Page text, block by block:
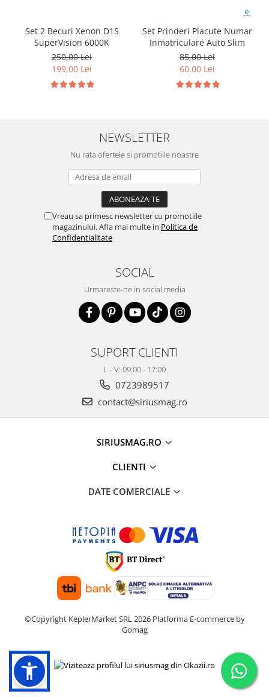
Set 2 Becuri Xenon D1S
SuperVision 6000K
250,00 Lei
199,00 Lei
Set Prinderi Placute Numar
Inmatriculare Auto Slim
85,00 Lei
60,00 Lei
NEWSLETTER
Nu rata ofertele si promotiile noastre
Vreau sa primesc newsletter cu promotiile
magazinului. Afla mai multe in Politica de
Confidentialitate
SOCIAL
Urmareste-ne in social media
SUPORT CLIENTI
L - V: 09:00 - 17:00
0723989517
contact@siriusmag.ro
SIRIUSMAG.RO
CLIENTI
DATE COMERCIALE
©Copyright KeplerMarket SRL 2026 Platforma E-commerce by
Gomag